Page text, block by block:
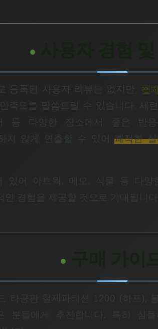
등록된 사용자 리뷰는 없지만, 철
족도를 말씀드릴 수 있습니다. 세
등 다양한 장소에서 좋은 반
지 않게 연출할 수 있어쾌적한
있어 아트웍, 메모, 식물 등 다양
경험을 제공할 것으로 기대됩니다.
분들에게 추천합니다. 특히 심플